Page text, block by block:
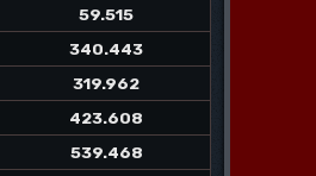
59.515
340.443
319.962
423.608
539.468